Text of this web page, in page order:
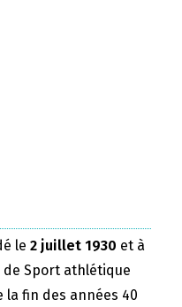
le 2 juillet 1930 et à
Sport athlétique
fin des années 40